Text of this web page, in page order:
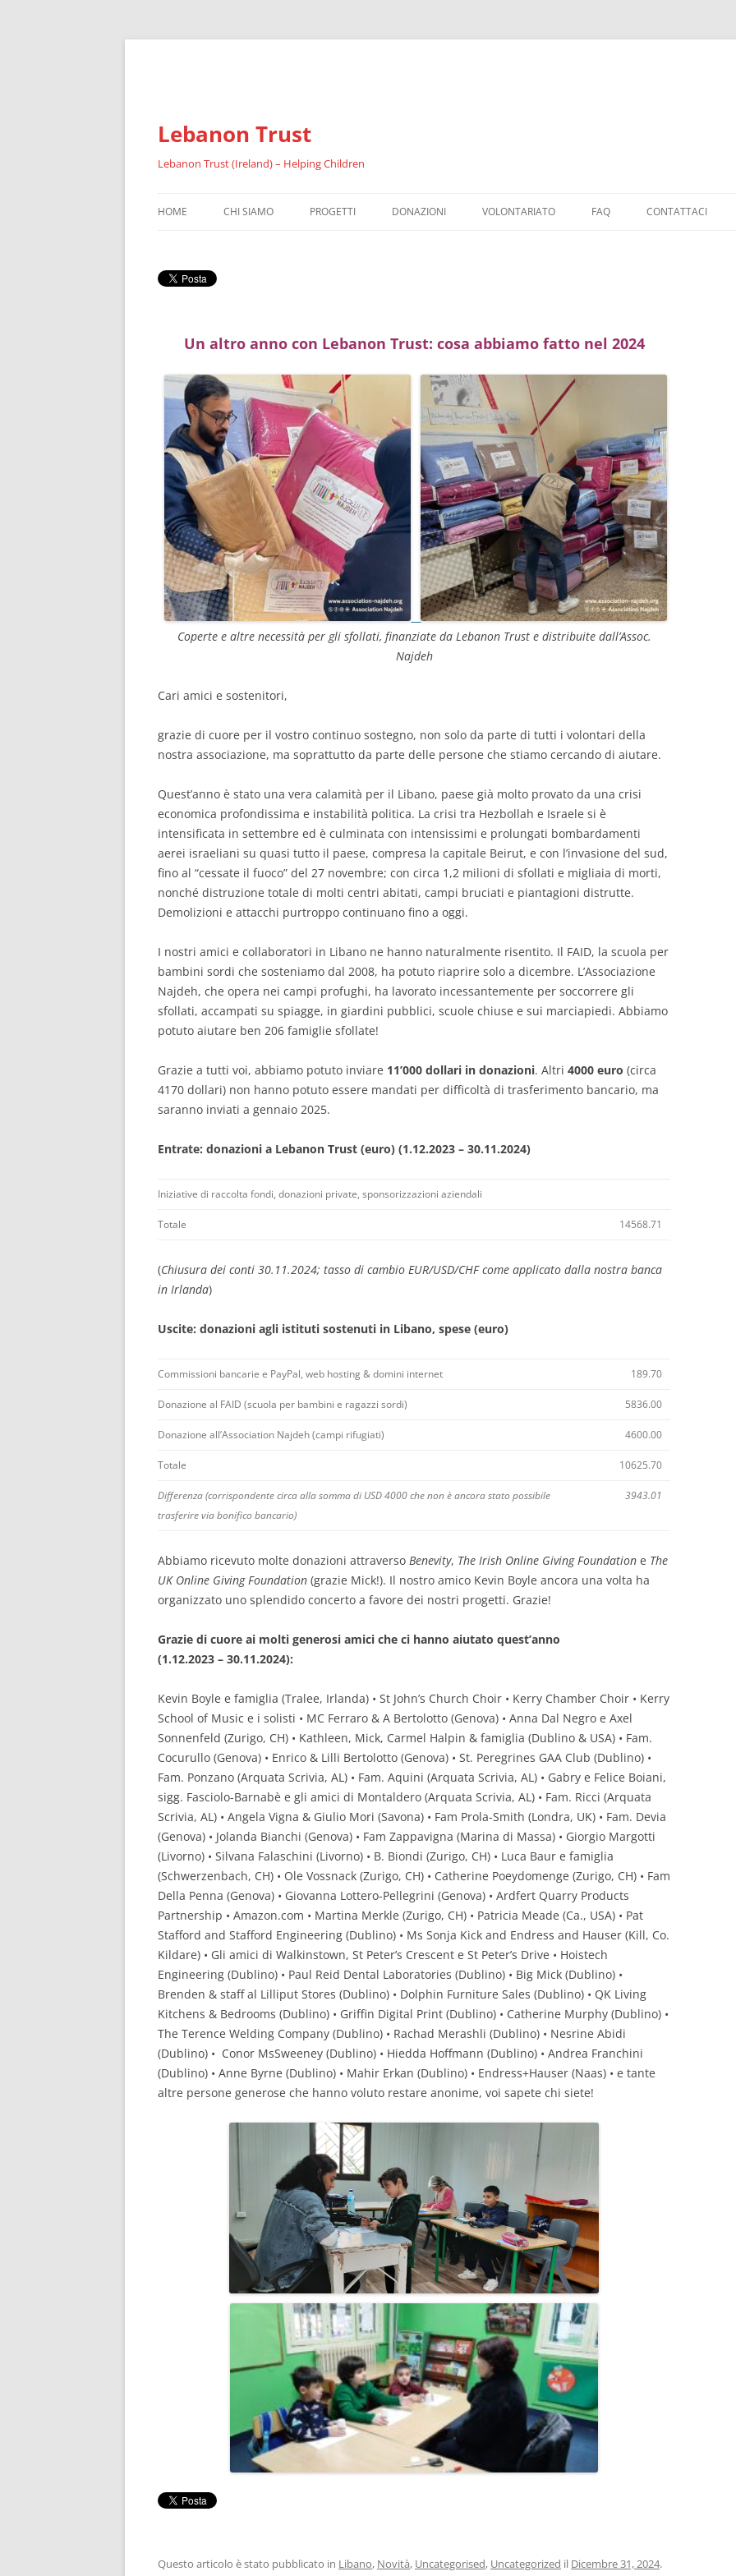
Lebanon Trust
Lebanon Trust (Ireland) – Helping Children
al
contenuto
HOME CHI SIAMO PROGETTI
RISULTATI DEL 2025
RISULTATI DEL 2024
RISULTATI DEL 2023
RISULTATI DEL 2022
RISULTATI DEL 2021
RISULTATI DEL 2020
RISULTATI DEL 2019
RISULTATI DEL 2018
RISULTATI DEL 2017
RISULTATI DEL 2016
RISULTATI DEL 2013
RISULTATI DEL 2011
RISULTATI DEL 2010
DONAZIONI VOLONTARIATO FAQ CONTATTACI
Un altro anno con Lebanon Trust: cosa abbiamo fatto nel 2024
Coperte e altre necessità per gli sfollati, finanziate da Lebanon Trust e distribuite dall’Assoc.
Najdeh
Cari amici e sostenitori,
grazie di cuore per il vostro continuo sostegno, non solo da parte di tutti i volontari della
nostra associazione, ma soprattutto da parte delle persone che stiamo cercando di aiutare.
Quest’anno è stato una vera calamità per il Libano, paese già molto provato da una crisi
economica profondissima e instabilità politica. La crisi tra Hezbollah e Israele si è
intensificata in settembre ed è culminata con intensissimi e prolungati bombardamenti
aerei israeliani su quasi tutto il paese, compresa la capitale Beirut, e con l’invasione del sud,
fino al “cessate il fuoco” del 27 novembre; con circa 1,2 milioni di sfollati e migliaia di morti,
nonché distruzione totale di molti centri abitati, campi bruciati e piantagioni distrutte.
Demolizioni e attacchi purtroppo continuano fino a oggi.
I nostri amici e collaboratori in Libano ne hanno naturalmente risentito. Il FAID, la scuola per
bambini sordi che sosteniamo dal 2008, ha potuto riaprire solo a dicembre. L’Associazione
Najdeh, che opera nei campi profughi, ha lavorato incessantemente per soccorrere gli
sfollati, accampati su spiagge, in giardini pubblici, scuole chiuse e sui marciapiedi. Abbiamo
potuto aiutare ben 206 famiglie sfollate!
Grazie a tutti voi, abbiamo potuto inviare 11’000 dollari in donazioni. Altri 4000 euro (circa
4170 dollari) non hanno potuto essere mandati per difficoltà di trasferimento bancario, ma
saranno inviati a gennaio 2025.
Entrate: donazioni a Lebanon Trust (euro) (1.12.2023 – 30.11.2024)
Iniziative di raccolta fondi, donazioni private, sponsorizzazioni aziendali
Totale 14568.71
(Chiusura dei conti 30.11.2024; tasso di cambio EUR/USD/CHF come applicato dalla nostra banca
in Irlanda)
Uscite: donazioni agli istituti sostenuti in Libano, spese (euro)
Commissioni bancarie e PayPal, web hosting & domini internet 189.70
Donazione al FAID (scuola per bambini e ragazzi sordi) 5836.00
Donazione all’Association Najdeh (campi rifugiati) 4600.00
Totale 10625.70
Differenza (corrispondente circa alla somma di USD 4000 che non è ancora stato possibile
trasferire via bonifico bancario)
3943.01
Abbiamo ricevuto molte donazioni attraverso Benevity, The Irish Online Giving Foundation e The
UK Online Giving Foundation (grazie Mick!). Il nostro amico Kevin Boyle ancora una volta ha
organizzato uno splendido concerto a favore dei nostri progetti. Grazie!
Grazie di cuore ai molti generosi amici che ci hanno aiutato quest’anno
(1.12.2023 – 30.11.2024):
Kevin Boyle e famiglia (Tralee, Irlanda) • St John’s Church Choir • Kerry Chamber Choir • Kerry
School of Music e i solisti • MC Ferraro & A Bertolotto (Genova) • Anna Dal Negro e Axel
Sonnenfeld (Zurigo, CH) • Kathleen, Mick, Carmel Halpin & famiglia (Dublino & USA) • Fam.
Cocurullo (Genova) • Enrico & Lilli Bertolotto (Genova) • St. Peregrines GAA Club (Dublino) •
Fam. Ponzano (Arquata Scrivia, AL) • Fam. Aquini (Arquata Scrivia, AL) • Gabry e Felice Boiani,
sigg. Fasciolo-Barnabè e gli amici di Montaldero (Arquata Scrivia, AL) • Fam. Ricci (Arquata
Scrivia, AL) • Angela Vigna & Giulio Mori (Savona) • Fam Prola-Smith (Londra, UK) • Fam. Devia
(Genova) • Jolanda Bianchi (Genova) • Fam Zappavigna (Marina di Massa) • Giorgio Margotti
(Livorno) • Silvana Falaschini (Livorno) • B. Biondi (Zurigo, CH) • Luca Baur e famiglia
(Schwerzenbach, CH) • Ole Vossnack (Zurigo, CH) • Catherine Poeydomenge (Zurigo, CH) • Fam
Della Penna (Genova) • Giovanna Lottero-Pellegrini (Genova) • Ardfert Quarry Products
Partnership • Amazon.com • Martina Merkle (Zurigo, CH) • Patricia Meade (Ca., USA) • Pat
Stafford and Stafford Engineering (Dublino) • Ms Sonja Kick and Endress and Hauser (Kill, Co.
Kildare) • Gli amici di Walkinstown, St Peter’s Crescent e St Peter’s Drive • Hoistech
Engineering (Dublino) • Paul Reid Dental Laboratories (Dublino) • Big Mick (Dublino) •
Brenden & staff al Lilliput Stores (Dublino) • Dolphin Furniture Sales (Dublino) • QK Living
Kitchens & Bedrooms (Dublino) • Griffin Digital Print (Dublino) • Catherine Murphy (Dublino) •
The Terence Welding Company (Dublino) • Rachad Merashli (Dublino) • Nesrine Abidi
(Dublino) • Conor MsSweeney (Dublino) • Hiedda Hoffmann (Dublino) • Andrea Franchini
(Dublino) • Anne Byrne (Dublino) • Mahir Erkan (Dublino) • Endress+Hauser (Naas) • e tante
altre persone generose che hanno voluto restare anonime, voi sapete chi siete!
Questo articolo è stato pubblicato in Libano, Novità, Uncategorised, Uncategorized il Dicembre 31, 2024.